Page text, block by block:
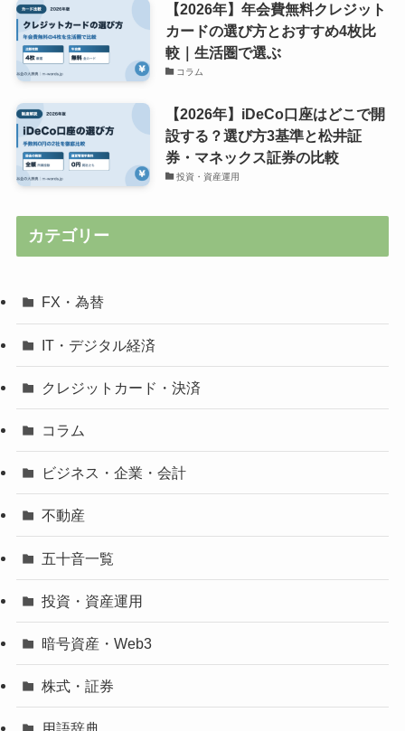
【2026年】年会費無料クレジット
カードの選び方とおすすめ4枚比
較｜生活圏で選ぶ
コラム
【2026年】iDeCo口座はどこで開
設する？選び方3基準と松井証
券・マネックス証券の比較
投資・資産運用
カテゴリー
FX・為替
IT・デジタル経済
クレジットカード・決済
コラム
ビジネス・企業・会計
不動産
五十音一覧
投資・資産運用
暗号資産・Web3
株式・証券